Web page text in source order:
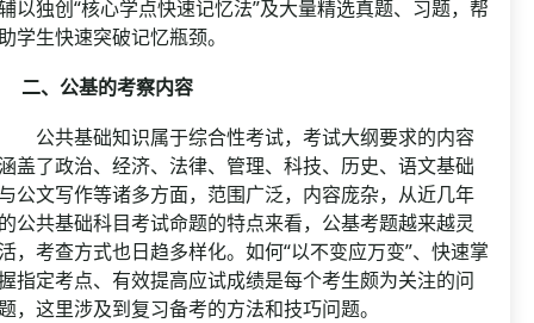
以独创“核心学点快速记忆法”及大量精选真题、习题，帮
学生快速突破记忆瓶颈。
二、公基的考察内容
共基础知识属于综合性考试，考试大纲要求的内容
盖了政治、经济、法律、管理、科技、历史、语文基础
公文写作等诸多方面，范围广泛，内容庞杂，从近几年
公共基础科目考试命题的特点来看，公基考题越来越灵
，考查方式也日趋多样化。如何“以不变应万变”、快速掌
指定考点、有效提高应试成绩是每个考生颇为关注的问
，这里涉及到复习备考的方法和技巧问题。